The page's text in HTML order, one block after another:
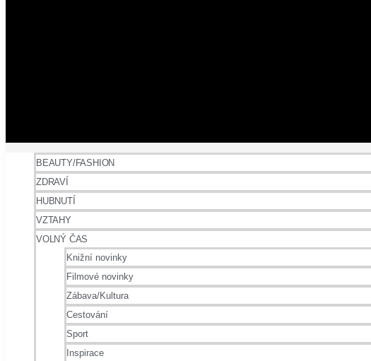
BEAUTY/FASHION
ZDRAVÍ
HUBNUTÍ
VZTAHY
VOLNÝ ČAS
Knižní novinky
Filmové novinky
Zábava/Kultura
Cestování
Sport
Inspirace